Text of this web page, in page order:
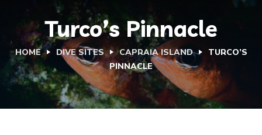
Turco’s Pinnacle
HOME DIVE SITES CAPRAIA ISLAND
TURCO’S
PINNACLE